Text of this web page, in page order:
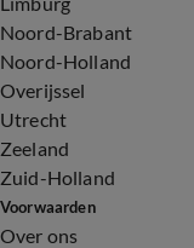
Noord-Brabant
Noord-Holland
Overijssel
Utrecht
Zeeland
Zuid-Holland
Voorwaarden
Over ons